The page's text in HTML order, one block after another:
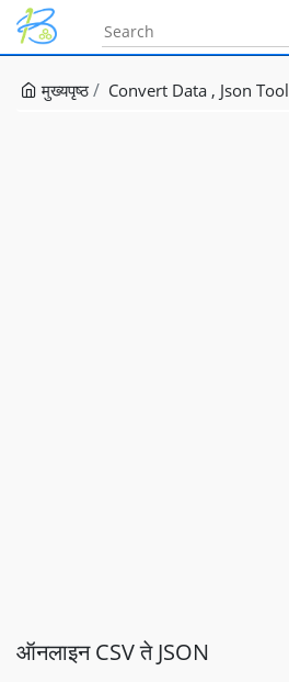
मुख्यपृष्ठ Convert Data Json Tool
ऑनलाइन CSV ते JSON